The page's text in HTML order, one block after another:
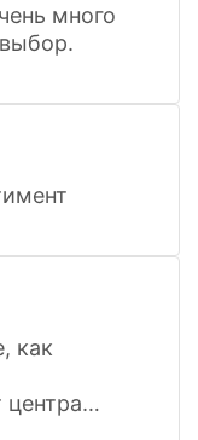
много
как
центра